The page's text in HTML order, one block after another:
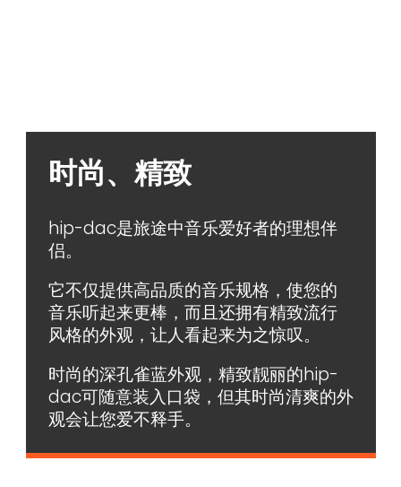
时尚、精致
hip-dac是旅途中音乐爱好者的理想伴
侣。
它不仅提供高品质的音乐规格，使您的
音乐听起来更棒，而且还拥有精致流行
风格的外观，让人看起来为之惊叹。
时尚的深孔雀蓝外观，精致靓丽的hip-
dac可随意装入口袋，但其时尚清爽的外
观会让您爱不释手。